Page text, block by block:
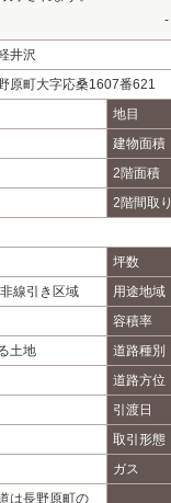
-
井沢
原町大字応桑1607番621
地目
建物面積
2階面積
2階間取り
坪数
線引き区域 用途地域
容積率
土地 道路種別
道路方位
引渡日
取引形態
ガス
長野原町の